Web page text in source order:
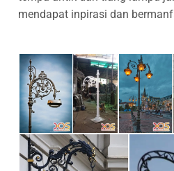
mendapat inpirasi dan